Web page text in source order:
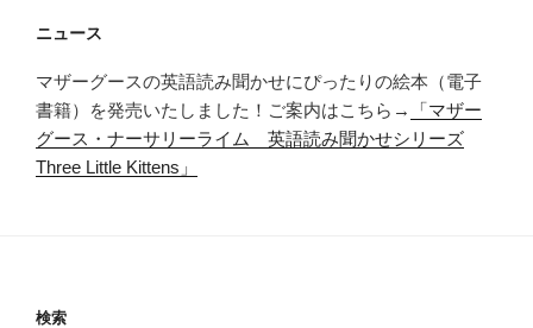
ニュース
マザーグースの英語読み聞かせにぴったりの絵本（電子
書籍）を発売いたしました！ご案内はこちら→
「マザー
グース・ナーサリーライム 英語読み聞かせシリーズ
Three Little Kittens」
検索